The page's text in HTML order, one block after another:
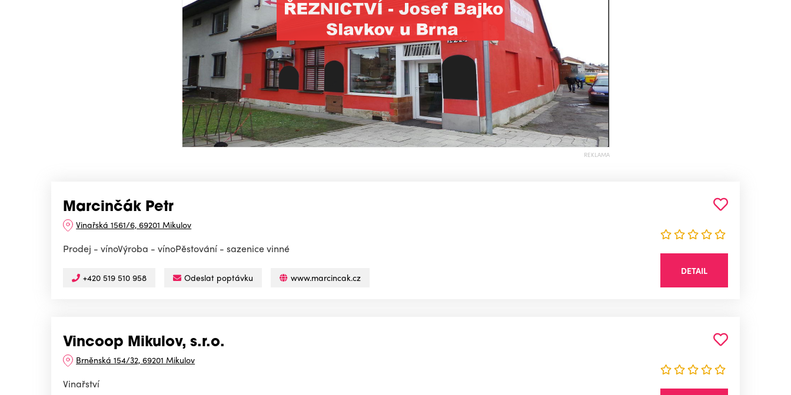
REKLAMA
Marcinčák Petr
Vinařská 1561/6, 69201 Mikulov
Prodej - vínoVýroba - vínoPěstování - sazenice vinné
+420 519 510 958 Odeslat poptávku www.marcincak.cz
DETAIL
Vincoop Mikulov, s.r.o.
Brněnská 154/32, 69201 Mikulov
Vinařství